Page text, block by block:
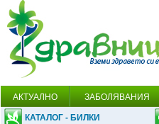
АКТУАЛНО ЗАБОЛЯВАНИЯ
КАТАЛОГ - БИЛКИ